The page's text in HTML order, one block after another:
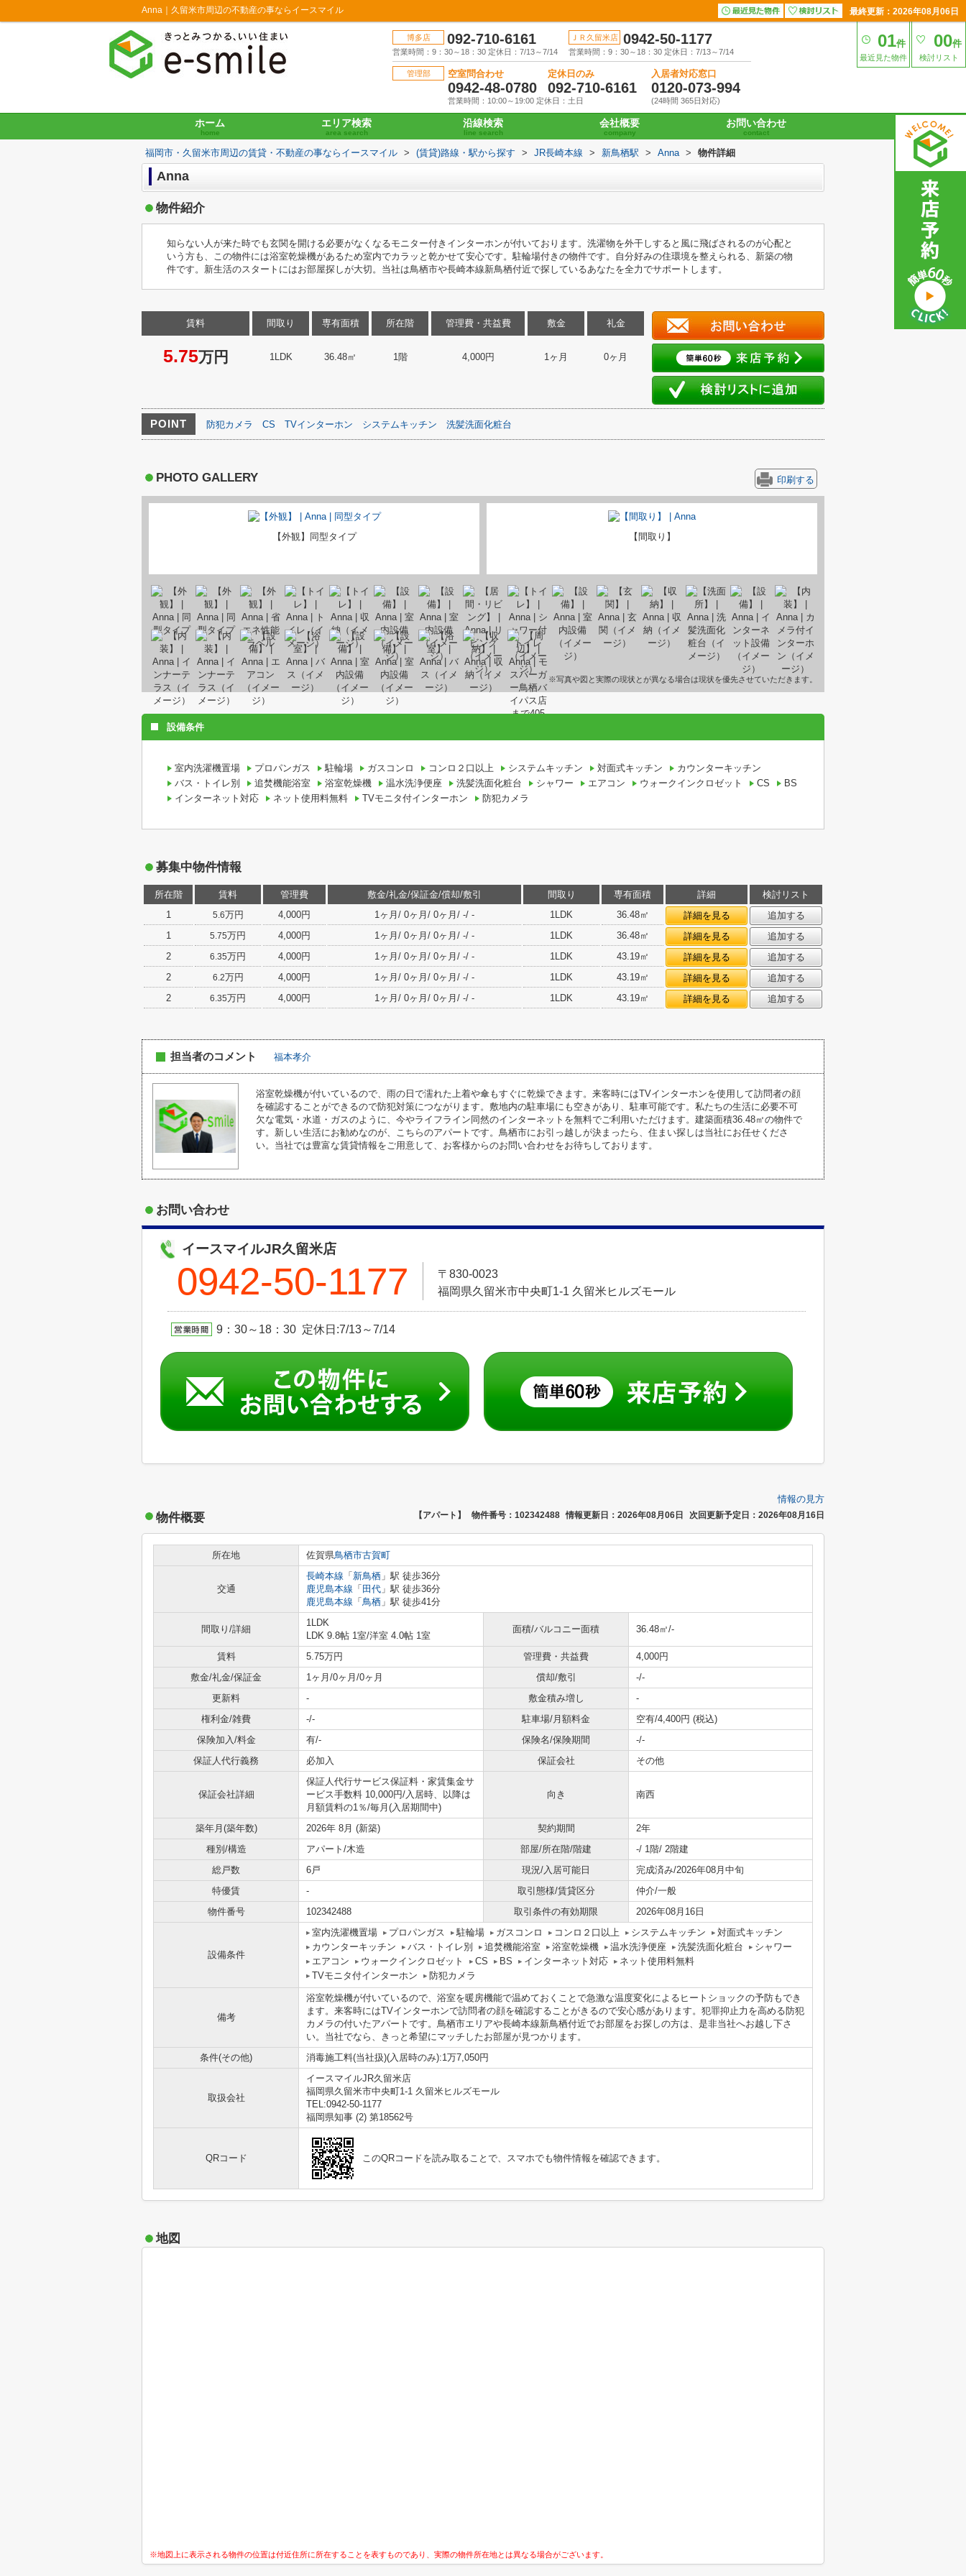
Anna｜久留米市周辺の不動産の事ならイースマイル 最終更新：2026年08月06日
博多店 092-710-6161
営業時間：9：30～18：30 定休日：7/13～7/14
ＪＲ久留米店 0942-50-1177
営業時間：9：30～18：30 定休日：7/13～7/14
管理部 空室問合わせ
0942-48-0780
定休日のみ
092-710-6161
営業時間：10:00～19:00 定休日：土日
入居者対応窓口
0120-073-994
(24時間 365日対応)
01件
最近見た物件
00件
検討リスト
ホーム
home
エリア検索
area search
沿線検索
line search
会社概要
company
お問い合わせ
contact
福岡市・久留米市周辺の賃貸・不動産の事ならイースマイル > (賃貸)路線・駅から探す > JR長崎本線 > 新鳥栖駅 > Anna > 物件詳細
Anna
物件紹介
知らない人が来た時でも玄関を開ける必要がなくなるモニター付きインターホンが付いております。洗濯物を外干しすると風に飛ばされるのが心配と
いう方も、この物件には浴室乾燥機があるため室内でカラッと乾かせて安心です。駐輪場付きの物件です。自分好みの住環境を整えられる、新築の物
件です。新生活のスタートにはお部屋探しが大切。当社は鳥栖市や長崎本線新鳥栖付近で探しているあなたを全力でサポートします。
賃料
5.75万円
間取り
1LDK
専有面積
36.48㎡
所在階
1階
管理費・共益費
4,000円
敷金
1ヶ月
礼金
0ヶ月
POINT 防犯カメラ CS TVインターホン システムキッチン 洗髪洗面化粧台
PHOTO GALLERY 印刷する
【外観】同型タイプ 【間取り】
※写真や図と実際の現状とが異なる場合は現状を優先させていただきます。
設備条件
室内洗濯機置場 プロパンガス 駐輪場 ガスコンロ コンロ２口以上 システムキッチン 対面式キッチン
カウンターキッチン
バス・トイレ別
追焚機能浴室 浴室乾燥機 温水洗浄便座 洗髪洗面化粧台 シャワー エアコン ウォークインクロゼット CS
BS
インターネット対応
ネット使用料無料 TVモニタ付インターホン 防犯カメラ
募集中物件情報
所在階 賃料 管理費 敷金/礼金/保証金/償却/敷引 間取り 専有面積 詳細
検討リスト
1
5.6万円 4,000円 1ヶ月/ 0ヶ月/ 0ヶ月/ -/ - 1LDK 36.48㎡ 詳細を見る
追加する
1
5.75万円 4,000円 1ヶ月/ 0ヶ月/ 0ヶ月/ -/ - 1LDK 36.48㎡ 詳細を見る
追加する
2
6.35万円 4,000円 1ヶ月/ 0ヶ月/ 0ヶ月/ -/ - 1LDK 43.19㎡ 詳細を見る
追加する
2
6.2万円 4,000円 1ヶ月/ 0ヶ月/ 0ヶ月/ -/ - 1LDK 43.19㎡ 詳細を見る
追加する
2
6.35万円 4,000円 1ヶ月/ 0ヶ月/ 0ヶ月/ -/ - 1LDK 43.19㎡ 詳細を見る 追加する
担当者のコメント 福本孝介
浴室乾燥機が付いているので、雨の日で濡れた上着や傘もすぐに乾燥できます。来客時にはTVインターホンを使用して訪問者の顔
を確認することができるので防犯対策につながります。敷地内の駐車場にも空きがあり、駐車可能です。私たちの生活に必要不可
欠な電気・水道・ガスのように、今やライフライン同然のインターネットを無料でご利用いただけます。建築面積36.48㎡の物件で
す。新しい生活にお勧めなのが、こちらのアパートです。鳥栖市にお引っ越しが決まったら、住まい探しは当社にお任せくださ
い。当社では豊富な賃貸情報をご用意して、お客様からのお問い合わせをお待ちしております。
お問い合わせ
イースマイルJR久留米店
0942-50-1177
〒830-0023
福岡県久留米市中央町1-1 久留米ヒルズモール
9：30～18：30 定休日:7/13～7/14
情報の見方
物件概要 【アパート】 物件番号：102342488 情報更新日：2026年08月06日 次回更新予定日：2026年08月16日
所在地 佐賀県鳥栖市古賀町
交通
長崎本線 「 新鳥栖 」駅 徒歩36分
鹿児島本線 「 田代 」駅 徒歩36分
鹿児島本線 「 鳥栖 」駅 徒歩41分
間取り/詳細
1LDK
LDK 9.8帖 1室/洋室 4.0帖 1室
面積/バルコニー面積 36.48㎡/-
賃料 5.75万円 管理費・共益費
4,000円
敷金/礼金/保証金
1ヶ月/0ヶ月/0ヶ月 償却/敷引
-/-
更新料
- 敷金積み増し
-
権利金/雑費
-/- 駐車場/月額料金
空有/4,400円 (税込)
保険加入/料金
有/- 保険名/保険期間
-/-
保証人代行義務
必加入 保証会社 その他
保証会社詳細
保証人代行サービス保証料・家賃集金サ
ービス手数料 10,000円/入居時、以降は
月額賃料の1％/毎月(入居期間中)
向き 南西
築年月(築年数) 2026年 8月 (新築) 契約期間
2年
種別/構造
アパート/木造 部屋/所在階/階建
-/ 1階/ 2階建
総戸数
6戸 現況/入居可能日
完成済み/2026年08月中旬
特優賃
- 取引態様/賃貸区分
仲介/一般
物件番号
102342488 取引条件の有効期限 2026年08月16日
設備条件
室内洗濯機置場 プロパンガス 駐輪場 ガスコンロ コンロ２口以上 システムキッチン
対面式キッチン
カウンターキッチン
バス・トイレ別 追焚機能浴室 浴室乾燥機 温水洗浄便座 洗髪洗面化粧台
シャワー
エアコン
ウォークインクロゼット CS BS インターネット対応
ネット使用料無料
TVモニタ付インターホン
防犯カメラ
備考
浴室乾燥機が付いているので、浴室を暖房機能で温めておくことで急激な温度変化によるヒートショックの予防もでき
ます。来客時にはTVインターホンで訪問者の顔を確認することがきるので安心感があります。犯罪抑止力を高める防犯
カメラの付いたアパートです。鳥栖市エリアや長崎本線新鳥栖付近でお部屋をお探しの方は、是非当社へお越し下さ
い。当社でなら、きっと希望にマッチしたお部屋が見つかります。
条件(その他)
消毒施工料(当社扱)(入居時のみ):1万7,050円
取扱会社
イースマイルJR久留米店
福岡県久留米市中央町1-1 久留米ヒルズモール
TEL:0942-50-1177
福岡県知事 (2) 第18562号
QRコード このQRコードを読み取ることで、スマホでも物件情報を確認できます。
地図
※地図上に表示される物件の位置は付近住所に所在することを表すものであり、実際の物件所在地とは異なる場合がございます。